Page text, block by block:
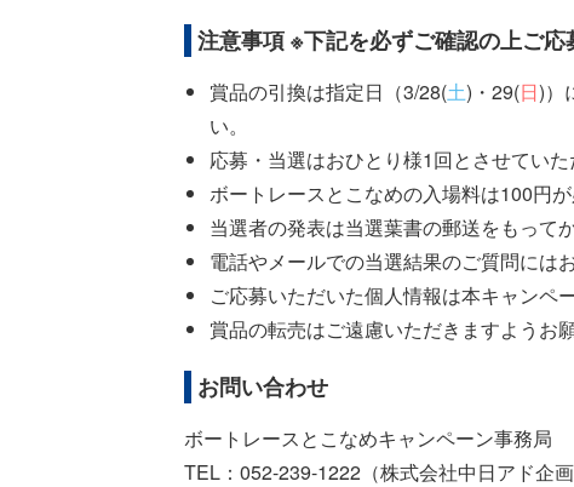
注意事項 ※下記を必ずご確認の上ご応
賞品の引換は指定日（3/28(土)・29(日)）
い。
応募・当選はおひとり様1回とさせていた
ボートレースとこなめの入場料は100円が
当選者の発表は当選葉書の郵送をもって
電話やメールでの当選結果のご質問には
ご応募いただいた個人情報は本キャンペ
賞品の転売はご遠慮いただきますようお
お問い合わせ
ボートレースとこなめキャンペーン事務局
TEL：052-239-1222（株式会社中日アド企画